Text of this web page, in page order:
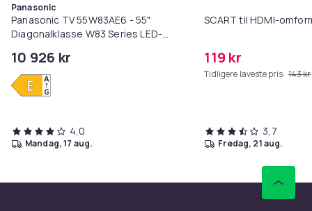
Panasonic
Panasonic TV 55W83AE6 - 55"
Diagonalklasse W83 Series LED-
Smart TV - Fire TV - 4K UHD (2160p)
3840 x 2160 - HDR
10 926 kr
4,0
mandag, 17 aug.
SCART til HDMI-
119 kr
Tidligere laveste pris: 143 kr
3,7
fredag, 21 aug.